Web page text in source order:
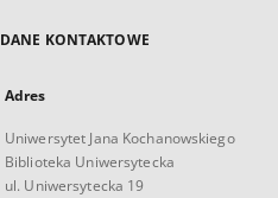
DANE KONTAKTOWE
Adres
Uniwersytet Jana Kochanowskiego
Biblioteka Uniwersytecka
ul. Uniwersytecka 19